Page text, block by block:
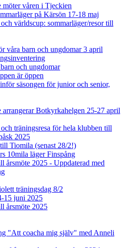
möter våren i Tjeckien
på Kärsön 17-18 maj
världscup: sommarläger/resor till
våra barn och ungdomar 3 april
och ungdomar
är öppen
säsongen för junior och senior,
arrangerar Botkyrkahelgen 25-27 april
träningsresa för hela klubben till
2025
Tiomila (senast 28/2!)
10mila läger Finspång
årsmöte 2025 - Uppdaterad med
träningsdag 8/2
15 juni 2025
årsmöte 2025
"Att coacha mig själv" med Anneli